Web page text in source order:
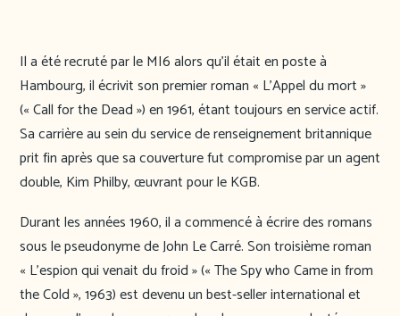
Il a été recruté par le MI6 alors qu’il était en poste à
Hambourg, il écrivit son premier roman « L’Appel du mort »
(« Call for the Dead ») en 1961, étant toujours en service actif.
Sa carrière au sein du service de renseignement britannique
prit fin après que sa couverture fut compromise par un agent
double, Kim Philby, œuvrant pour le KGB.
Durant les années 1960, il a commencé à écrire des romans
sous le pseudonyme de John Le Carré. Son troisième roman
« L’espion qui venait du froid » (« The Spy who Came in from
the Cold », 1963) est devenu un best-seller international et